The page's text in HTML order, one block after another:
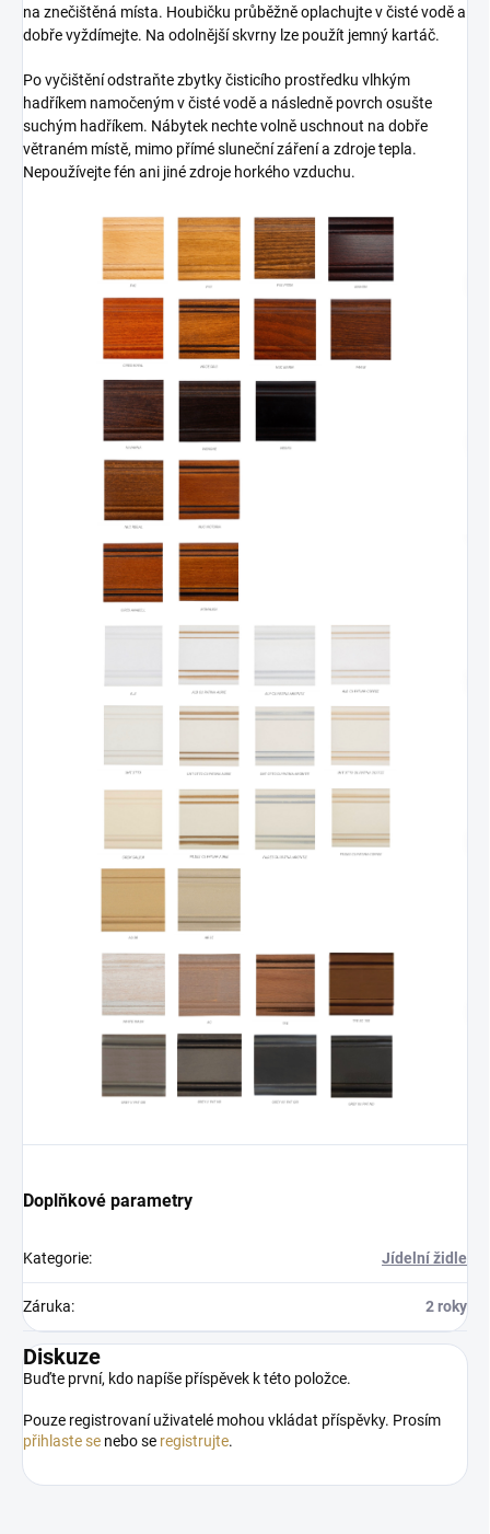
na znečištěná místa. Houbičku průběžně oplachujte v čisté vodě a
dobře vyždímejte. Na odolnější skvrny lze použít jemný kartáč.
Po vyčištění odstraňte zbytky čisticího prostředku vlhkým
hadříkem namočeným v čisté vodě a následně povrch osušte
suchým hadříkem. Nábytek nechte volně uschnout na dobře
větraném místě, mimo přímé sluneční záření a zdroje tepla.
Nepoužívejte fén ani jiné zdroje horkého vzduchu.
Doplňkové parametry
Kategorie: Jídelní židle
Záruka: 2 roky
Diskuze
Buďte první, kdo napíše příspěvek k této položce.
Pouze registrovaní uživatelé mohou vkládat příspěvky. Prosím
přihlaste se nebo se registrujte.